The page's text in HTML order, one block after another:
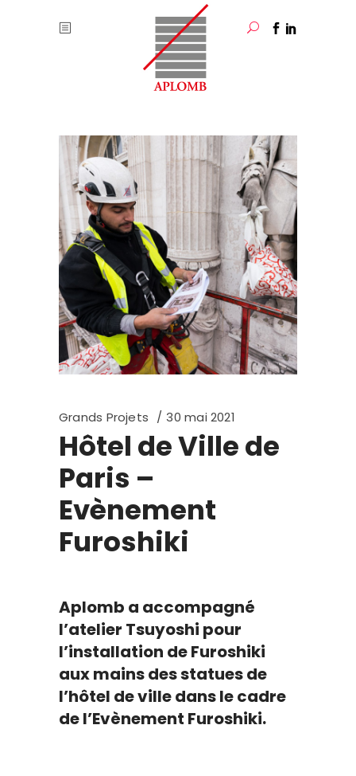
Grands Projets 30 mai 2021
Hôtel de Ville de
Paris –
Evènement
Furoshiki
Aplomb a accompagné
l’atelier Tsuyoshi pour
l’installation de Furoshiki
aux mains des statues de
l’hôtel de ville dans le cadre
de l’Evènement Furoshiki.